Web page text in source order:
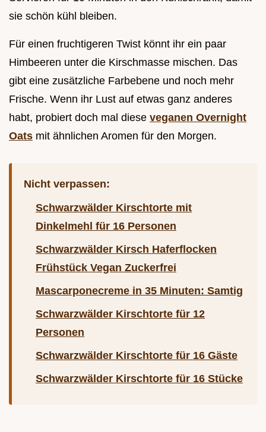
sie schön kühl bleiben.
Für einen fruchtigeren Twist könnt ihr ein paar
Himbeeren unter die Kirschmasse mischen. Das
gibt eine zusätzliche Farbebene und noch mehr
Frische. Wenn ihr Lust auf etwas ganz anderes
habt, probiert doch mal diese veganen Overnight
Oats mit ähnlichen Aromen für den Morgen.
Nicht verpassen:
Schwarzwälder Kirschtorte mit
Dinkelmehl für 16 Personen
Schwarzwälder Kirsch Haferflocken
Frühstück Vegan Zuckerfrei
Mascarponecreme in 35 Minuten: Samtig
Schwarzwälder Kirschtorte für 12
Personen
Schwarzwälder Kirschtorte für 16 Gäste
Schwarzwälder Kirschtorte für 16 Stücke